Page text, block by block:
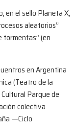
en el sello Planeta X,
aleatorios”
tormentas” (en
en Argentina
(Teatro de la
Parque de
colectiva
—Ciclo